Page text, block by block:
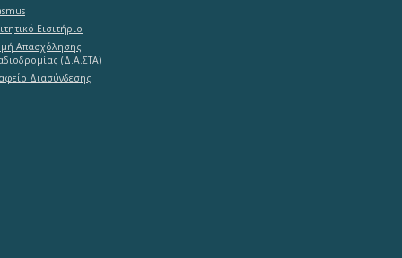
Εισιτήριο
Απασχόλησης
(Δ.Α.ΣΤΑ)
Διασύνδεσης